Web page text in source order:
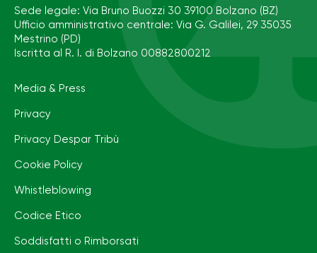
Sede legale: Via Bruno Buozzi 30 39100 Bolzano (BZ)
Ufficio amministrativo centrale: Via G. Galilei, 29 35035
Mestrino (PD)
Iscritta al R. I. di Bolzano 00882800212
Media & Press
Privacy
Privacy Despar Tribù
Cookie Policy
Whistleblowing
Codice Etico
Soddisfatti o Rimborsati